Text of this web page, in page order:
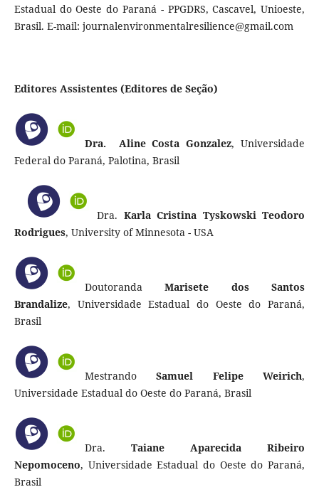
Estadual do Oeste do Paraná - PPGDRS, Cascavel, Unioeste,
Brasil. E-mail: journalenvironmentalresilience@gmail.com
Editores Assistentes (Editores de Seção)
Dra. Aline Costa Gonzalez,Universidade
Federal do Paraná, Palotina, Brasil
Dra. Karla Cristina Tyskowski Teodoro
Rodrigues, University of Minnesota - USA
DoutorandaMarisete dos Santos
Brandalize, Universidade Estadual do Oeste do Paraná,
Brasil
MestrandoSamuel Felipe Weirich,
Universidade Estadual do Oeste do Paraná, Brasil
Dra. Taiane Aparecida Ribeiro
Nepomoceno, Universidade Estadual do Oeste do Paraná,
Brasil